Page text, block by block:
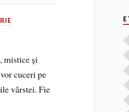
mistice și
cuceri pe
vârstei. Fie